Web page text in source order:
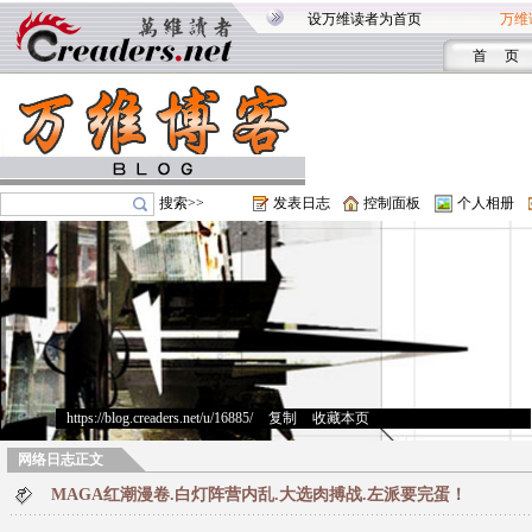
设万维读者为首页 万维
首 页
搜索>> 发表日志 控制面板 个人相册
https://blog.creaders.net/u/16885/> 复制 收藏本页
网络日志正文
MAGA红潮漫卷.白灯阵营内乱.大选肉搏战.左派要完蛋！